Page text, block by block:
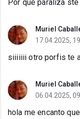
Por qué paraliza ste
Muriel
17.04.2025,
siiiiiii otro porfis te
Muriel
06.04.2025,
hola me encanto